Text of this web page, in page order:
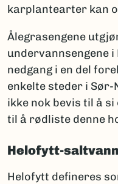
karplantearter kan
Ålegrasengene
undervannsengene
nedgang i en del
enkelte steder i
ikke nok bevis til å
til å rødliste denne
Helofytt-
Helofytt defineres